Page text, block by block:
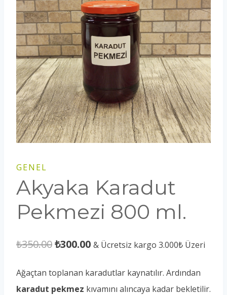
GENEL
Akyaka Karadut
Pekmezi 800 ml.
₺350.00Orijinal
₺350.00.
₺300.00Şu
fiyat:
& Ücretsiz kargo 3.000₺ Üzeri
Ağaçtan toplanan karadutlar kaynatılır. Ardından
karadut pekmez kıvamını alıncaya kadar bekletilir.